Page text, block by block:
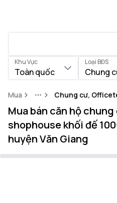
Khu Vực
Toàn quốc
Loại BĐS
Chung
Mua MoreChung cư,
Mua bán căn hộ
shophouse khối đế
huyện Văn Giang